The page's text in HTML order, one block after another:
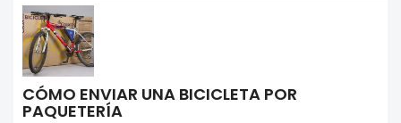
CÓMO ENVIAR UNA BICICLETA POR
PAQUETERÍA